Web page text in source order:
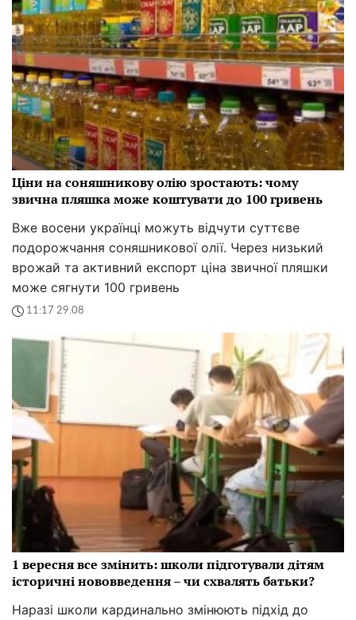
Ціни на соняшникову олію зростають: чому
звична пляшка може коштувати до 100 гривень
Вже восени українці можуть відчути суттєве
подорожчання соняшникової олії. Через низький
врожай та активний експорт ціна звичної пляшки
може сягнути 100 гривень
11:17 29.08
1 вересня все змінить: школи підготували дітям
історичні нововведення – чи схвалять батьки?
Наразі школи кардинально змінюють підхід до